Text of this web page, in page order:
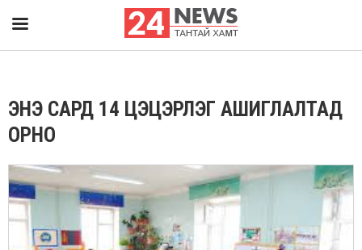
ЭНЭ САРД 14 ЦЭЦЭРЛЭГ АШИГЛАЛТАД
ОРНО